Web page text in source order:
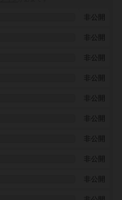
非公開
非公開
非公開
非公開
非公開
非公開
非公開
非公開
非公開